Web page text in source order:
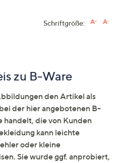
Schriftgröße:
zu B-Ware
den Artikel als
der hier angebotenen B-
handelt, die von Kunden
kann leichte
oder kleine
Sie wurde ggf. anprobiert,